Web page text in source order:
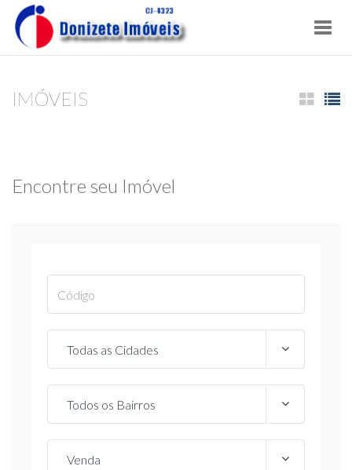
IMÓVEIS
Encontre seu Imóvel